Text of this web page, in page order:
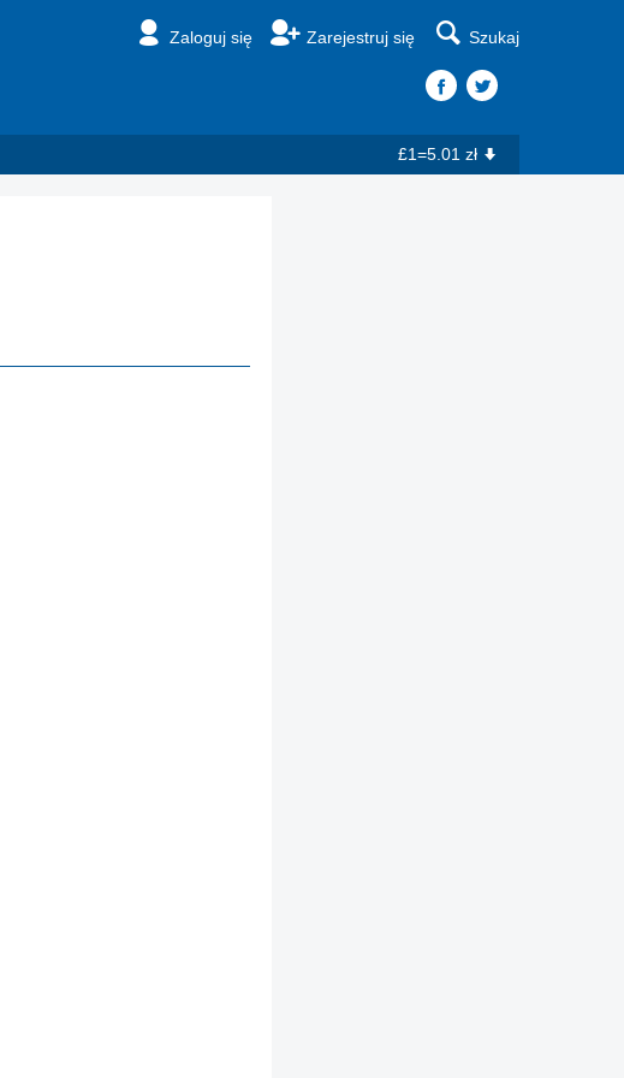
Zaloguj się Zarejestruj się Szukaj
£1=5.01 zł